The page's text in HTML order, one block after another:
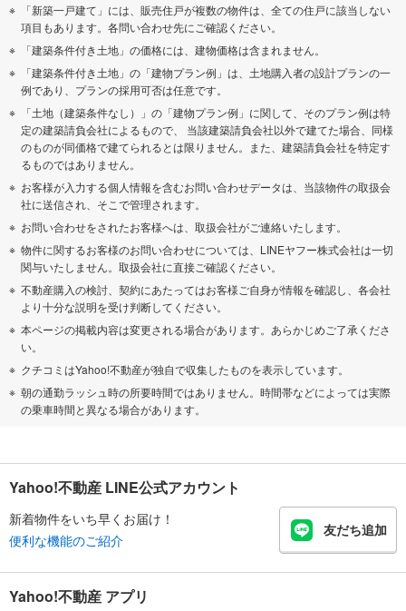
「新築一戸建て」には、販売住戸が複数の物件は、全ての住戸に該当しない
項目もあります。各問い合わせ先にご確認ください。
「建築条件付き土地」の価格には、建物価格は含まれません。
「建築条件付き土地」の「建物プラン例」は、土地購入者の設計プランの一
例であり、プランの採用可否は任意です。
「土地（建築条件なし）」の「建物プラン例」に関して、そのプラン例は特
定の建築請負会社によるもので、 当該建築請負会社以外で建てた場合、同様
のものが同価格で建てられるとは限りません。また、建築請負会社を特定す
るものではありません。
お客様が入力する個人情報を含むお問い合わせデータは、当該物件の取扱会
社に送信され、そこで管理されます。
お問い合わせをされたお客様へは、取扱会社がご連絡いたします。
物件に関するお客様のお問い合わせについては、LINEヤフー株式会社は一切
関与いたしません。取扱会社に直接ご確認ください。
不動産購入の検討、契約にあたってはお客様ご自身が情報を確認し、各会社
より十分な説明を受け判断してください。
本ページの掲載内容は変更される場合があります。あらかじめご了承くださ
い。
クチコミはYahoo!不動産が独自で収集したものを表示しています。
朝の通勤ラッシュ時の所要時間ではありません。時間帯などによっては実際
の乗車時間と異なる場合があります。
Yahoo!不動産 LINE公式アカウント
新着物件をいち早くお届け！
便利な機能のご紹介
友だち追加
Yahoo!不動産 アプリ